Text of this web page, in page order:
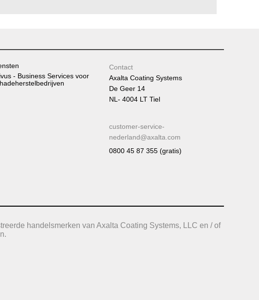
- Business Services voor
Contact
Axalta Coating Systems
De Geer 14
NL- 4004 LT Tiel
customer-service-
nederland@axalta.com
0800 45 87 355 (gratis)
handelsmerken van Axalta Coating Systems, LLC en / of